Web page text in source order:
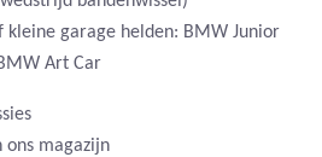
kleine garage helden: BMW Junior
Art Car
magazijn